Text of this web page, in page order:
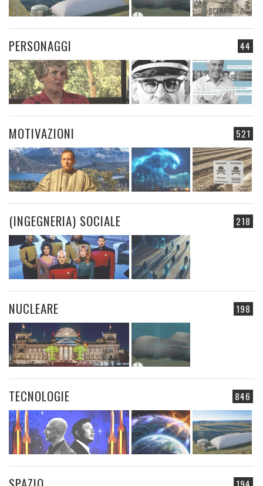
44
PERSONAGGI
521
MOTIVAZIONI
218
(INGEGNERIA) SOCIALE
198
NUCLEARE
846
TECNOLOGIE